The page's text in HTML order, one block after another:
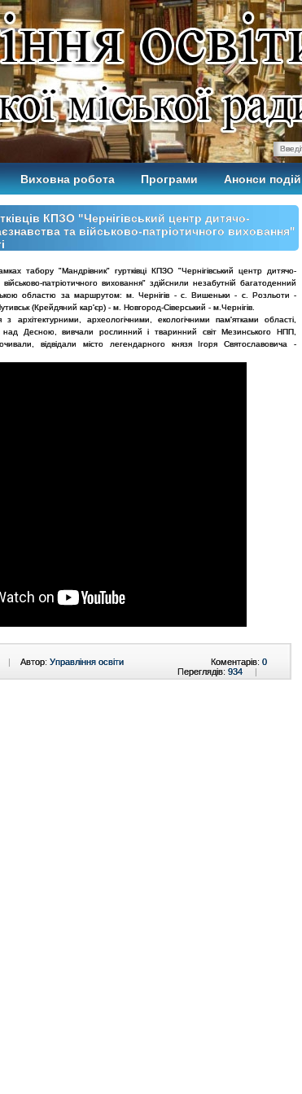
Виховна робота Програми Анонси подій
КПЗО "Чернігівський центр дитячо-
та військово-патріотичного виховання"
табору "Мандрівник" гуртківці КПЗО "Чернігівський центр дитячо-
патріотичного виховання" здійснили незабутній багатоденний
областю за маршрутом: м. Чернігів - с. Вишеньки - с. Розльоти -
(Крейдяний кар'єр) - м. Новгород-Сіверський - м.Чернігів.
з архітектурними, археологічними, екологічними пам'ятками області,
Десною, вивчали рослинний і тваринний світ Мезинського НПП,
відвідали місто легендарного князя Ігоря Святославовича -
| Автор: Управління освіти Коментарів: 0
Переглядів: 934 |